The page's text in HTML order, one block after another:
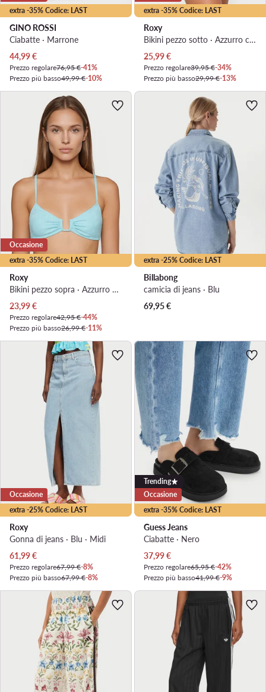
extra -35% Codice: LAST
GINO ROSSI
Ciabatte · Marrone
Prezzo attuale
44,99€
Prezzo regolare76,95 €-41%
Prezzo più basso49,99 €-10%
extra -35% Codice: LAST
Roxy
Bikini pezzo sotto · Azzurro chiaro
Prezzo attuale
25,99€
Prezzo regolare39,95 €-34%
Prezzo più basso29,99 €-13%
extra -35% Codice: LAST
Occasione
Roxy
Bikini pezzo sopra · Azzurro chiaro
Prezzo attuale
23,99€
Prezzo regolare42,95 €-44%
Prezzo più basso26,99 €-11%
extra -25% Codice: LAST
Billabong
camicia di jeans · Blu
69,95€
extra -25% Codice: LAST
Occasione
Roxy
Gonna di jeans · Blu · Midi
Prezzo attuale
61,99€
Prezzo regolare67,99 €-8%
Prezzo più basso67,99 €-8%
extra -35% Codice: LAST
Trending
Occasione
Guess Jeans
Ciabatte · Nero
Prezzo attuale
37,99€
Prezzo regolare65,95 €-42%
Prezzo più basso41,99 €-9%